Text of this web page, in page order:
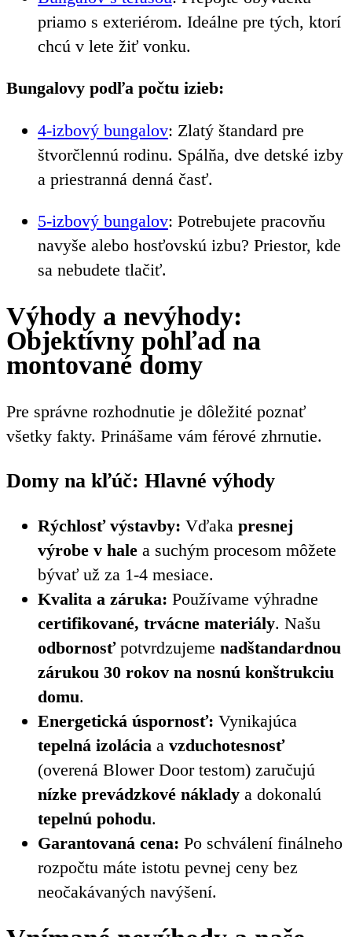
priamo s exteriérom. Ideálne pre tých, ktorí
chcú v lete žiť vonku.
Bungalovy podľa počtu izieb:
4-izbový bungalov: Zlatý štandard pre
štvorčlennú rodinu. Spálňa, dve detské izby
a priestranná denná časť.
5-izbový bungalov: Potrebujete pracovňu
navyše alebo hosťovskú izbu? Priestor, kde
sa nebudete tlačiť.
Výhody a nevýhody:
Objektívny pohľad na
montované domy
Pre správne rozhodnutie je dôležité poznať
všetky fakty. Prinášame vám férové zhrnutie.
Domy na kľúč: Hlavné výhody
Rýchlosť výstavby: Vďaka presnej
výrobe v hale a suchým procesom môžete
bývať už za 1-4 mesiace.
Kvalita a záruka: Používame výhradne
certifikované, trvácne materiály. Našu
odbornosťpotvrdzujeme nadštandardnou
zárukou 30 rokov na nosnú konštrukciu
domu.
Energetická úspornosť: Vynikajúca
tepelná izolácia a vzduchotesnosť
(overená Blower Door testom) zaručujú
nízke prevádzkové náklady a dokonalú
tepelnú pohodu.
Garantovaná cena: Po schválení finálneho
rozpočtu máte istotu pevnej ceny bez
neočakávaných navýšení.